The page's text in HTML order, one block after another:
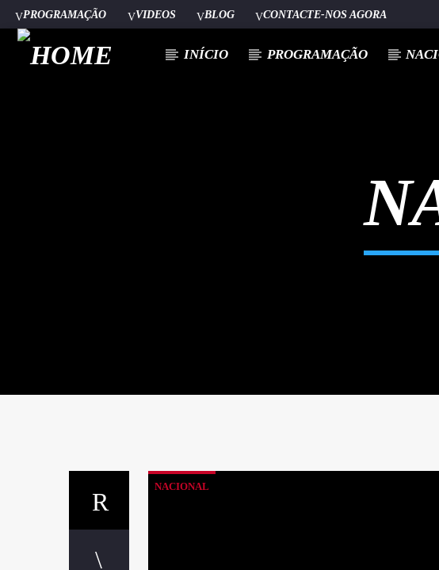
PROGRAMAÇÃO VIDEOS BLOG CONTACTE-NOS AGORA
INÍCIO PROGRAMAÇÃO
NACIONAL